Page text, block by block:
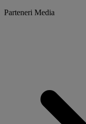
Parteneri Media